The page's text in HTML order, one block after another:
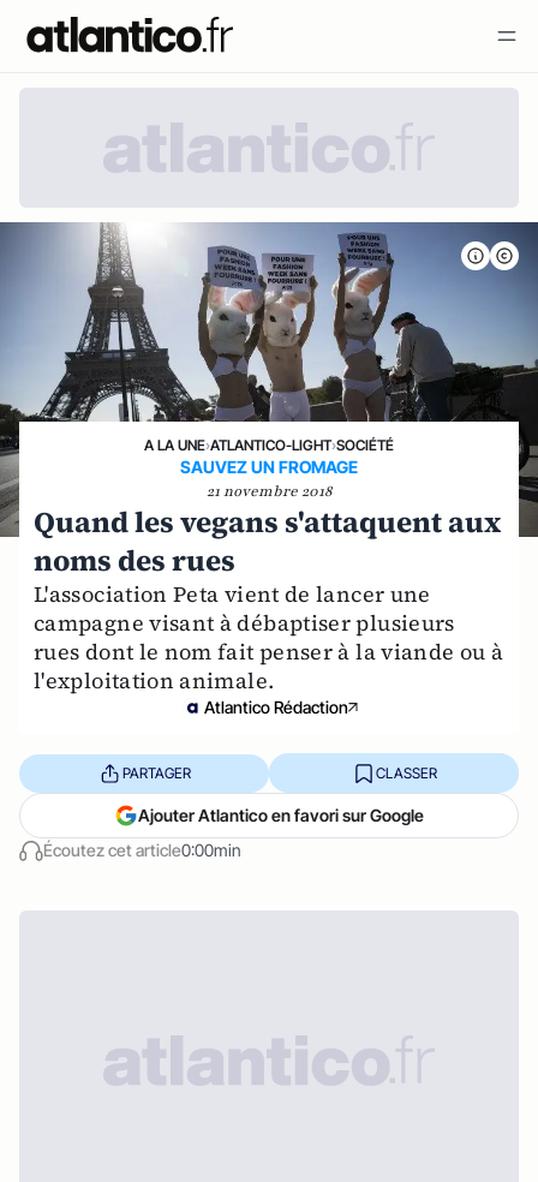
A LA UNE›ATLANTICO-LIGHT›SOCIÉTÉ
SAUVEZ UN FROMAGE
21 novembre 2018
Quand les vegans s'attaquent aux
noms des rues
L'association Peta vient de lancer une
campagne visant à débaptiser plusieurs
rues dont le nom fait penser à la viande ou à
l'exploitation animale.
Atlantico Rédaction
Écoutez cet article0:00min
PARTAGER CLASSER
Ajouter Atlantico en favori sur Google